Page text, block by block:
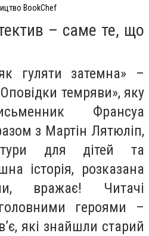
BookChef
– саме те, що
гуляти затемна» –
темряви», яку
Франсуа
з Мартін Лятюліп,
для дітей та
історія, розказана
вражає! Читачі
героями –
які знайшли старий